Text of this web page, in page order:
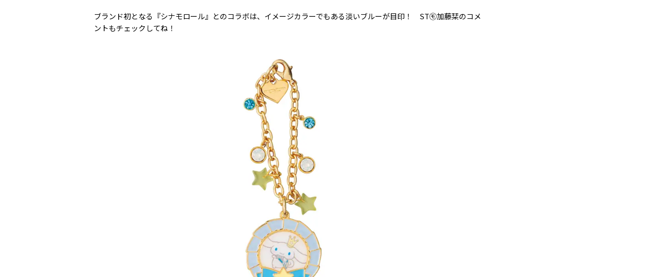
ブランド初となる『シナモロール』とのコラボは、イメージカラーでもある淡いブルーが目印！ ST㋲加藤栞のコメ
ントもチェックしてね！